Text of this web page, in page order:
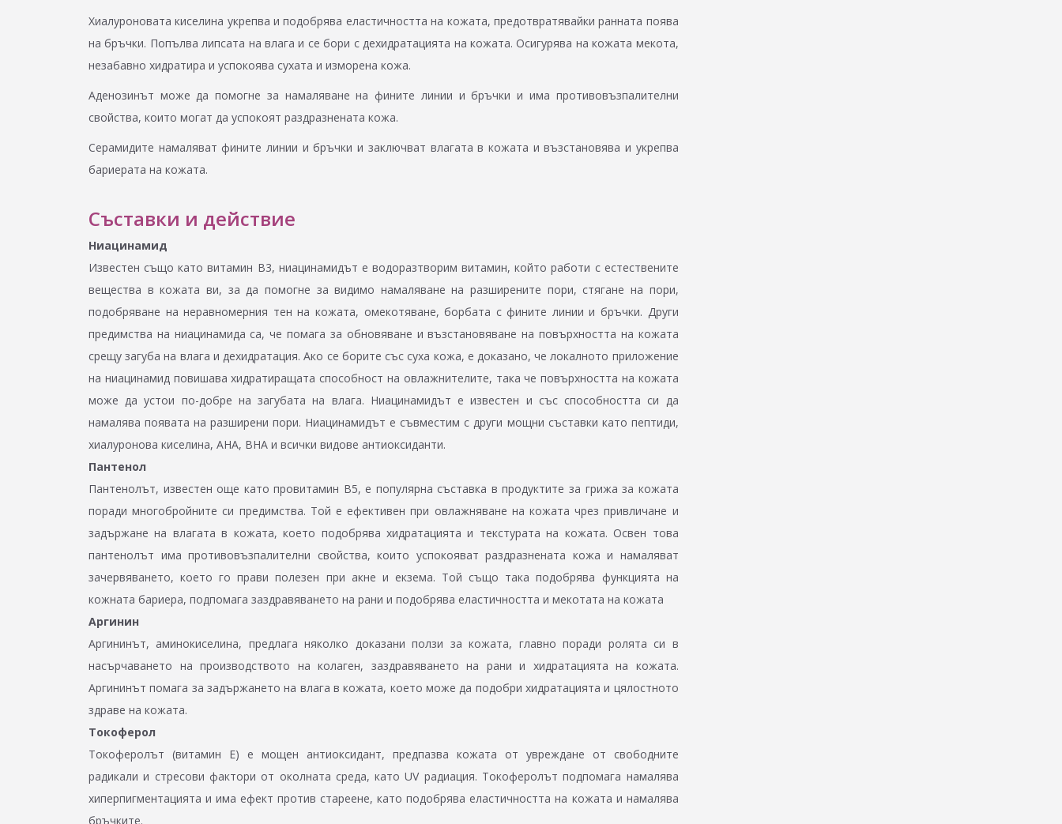
Хиалуроновата киселина укрепва и подобрява еластичността на кожата, предотвратявайки ранната поява
на бръчки. Попълва липсата на влага и се бори с дехидратацията на кожата. Осигурява на кожата мекота,
незабавно хидратира и успокоява сухата и изморена кожа.
Аденозинът може да помогне за намаляване на фините линии и бръчки и има противовъзпалителни
свойства, които могат да успокоят раздразнената кожа.
Серамидите намаляват фините линии и бръчки и заключват влагата в кожата и възстановява и укрепва
бариерата на кожата.
Съставки и действие
Ниацинамид
Известен също като витамин В3, ниацинамидът е водоразтворим витамин, който работи с естествените
вещества в кожата ви, за да помогне за видимо намаляване на разширените пори, стягане на пори,
подобряване на неравномерния тен на кожата, омекотяване, борбата с фините линии и бръчки. Други
предимства на ниацинамида са, че помага за обновяване и възстановяване на повърхността на кожата
срещу загуба на влага и дехидратация. Ако се борите със суха кожа, е доказано, че локалното приложение
на ниацинамид повишава хидратиращата способност на овлажнителите, така че повърхността на кожата
може да устои по-добре на загубата на влага. Ниацинамидът е известен и със способността си да
намалява появата на разширени пори. Ниацинамидът е съвместим с други мощни съставки като пептиди,
хиалуронова киселина, AHA, BHA и всички видове антиоксиданти.
Пантенол
Пантенолът, известен още като провитамин В5, е популярна съставка в продуктите за грижа за кожата
поради многобройните си предимства. Той е ефективен при овлажняване на кожата чрез привличане и
задържане на влагата в кожата, което подобрява хидратацията и текстурата на кожата. Освен това
пантенолът има противовъзпалителни свойства, които успокояват раздразнената кожа и намаляват
зачервяването, което го прави полезен при акне и екзема. Той също така подобрява функцията на
кожната бариера, подпомага заздравяването на рани и подобрява еластичността и мекотата на кожата
Аргинин
Аргининът, аминокиселина, предлага няколко доказани ползи за кожата, главно поради ролята си в
насърчаването на производството на колаген, заздравяването на рани и хидратацията на кожата.
Аргининът помага за задържането на влага в кожата, което може да подобри хидратацията и цялостното
здраве на кожата.
Токоферол
Токоферолът (витамин Е) e мощен антиоксидант, предпазва кожата от увреждане от свободните
радикали и стресови фактори от околната среда, като UV радиация. Токоферолът подпомага намалява
хиперпигментацията и има ефект против стареене, като подобрява еластичността на кожата и намалява
бръчките.